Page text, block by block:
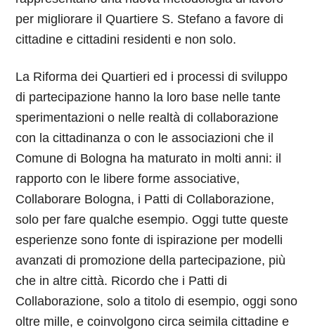
per migliorare il Quartiere S. Stefano a favore di
cittadine e cittadini residenti e non solo.
La Riforma dei Quartieri ed i processi di sviluppo
di partecipazione hanno la loro base nelle tante
sperimentazioni o nelle realtà di collaborazione
con la cittadinanza o con le associazioni che il
Comune di Bologna ha maturato in molti anni: il
rapporto con le libere forme associative,
Collaborare Bologna, i Patti di Collaborazione,
solo per fare qualche esempio. Oggi tutte queste
esperienze sono fonte di ispirazione per modelli
avanzati di promozione della partecipazione, più
che in altre città. Ricordo che i Patti di
Collaborazione, solo a titolo di esempio, oggi sono
oltre mille, e coinvolgono circa seimila cittadine e